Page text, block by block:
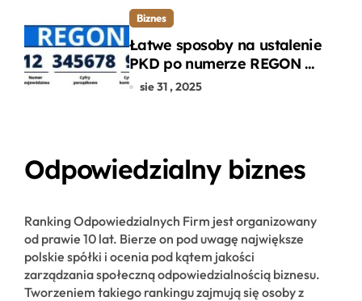
Biznes
Łatwe sposoby na ustalenie
PKD po numerze REGON w
kilku prostych krokach
sie 31 , 2025
Odpowiedzialny biznes
Ranking Odpowiedzialnych Firm jest organizowany
od prawie 10 lat. Bierze on pod uwagę największe
polskie spółki i ocenia pod kątem jakości
zarządzania społeczną odpowiedzialnością biznesu.
Tworzeniem takiego rankingu zajmują się osoby z